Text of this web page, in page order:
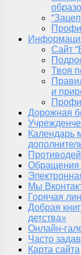
Сайт
Твоя
и
Дорожная
Календарь
Обращения
Мы
Горячая
Добрая
детства»
Онлайн-
Часто
Карта сайта